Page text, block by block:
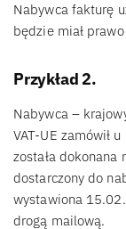
Nabywca fakturę
będzie miał
Przykład 2.
Nabywca –
VAT-UE zamówił
została dokonana
dostarczony do
wystawiona
drogą mailową.